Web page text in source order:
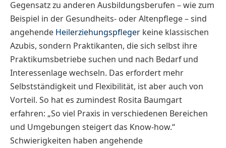
Gegensatz zu anderen Ausbildungsberufen – wie zum
Beispiel in der Gesundheits- oder Altenpflege – sind
angehende Heilerziehungspfleger keine klassischen
Azubis, sondern Praktikanten, die sich selbst ihre
Praktikumsbetriebe suchen und nach Bedarf und
Interessenlage wechseln. Das erfordert mehr
Selbstständigkeit und Flexibilität, ist aber auch von
Vorteil. So hat es zumindest Rosita Baumgart
erfahren: „So viel Praxis in verschiedenen Bereichen
und Umgebungen steigert das Know-how.“
Schwierigkeiten haben angehende